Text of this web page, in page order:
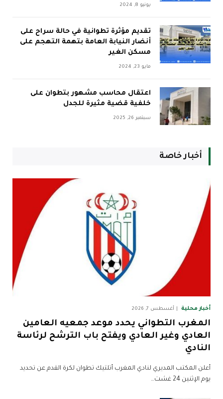
يونيو 8, 2024
تقديم مؤثرة تطوانية في حالة سراح على
أنضار النيابة العامة بتهمة التهجم على
مسكن الغير
مايو 23, 2024
اعتقال محاسب مشهور بتطوان على
خلفية قضية مثيرة للجدل
سبتمبر 26, 2025
أخبار خاصة
أخبار محلية أغسطس 7, 2026
المغرب التطواني يحدد موعد جمعيه العامين
العادي وغير العادي ويفتح باب الترشح لرئاسة
النادي
أعلن المكتب المديري لنادي المغرب أتلتيك تطوان لكرة القدم عن تحديد
يوم الإثنين 24 غشت…